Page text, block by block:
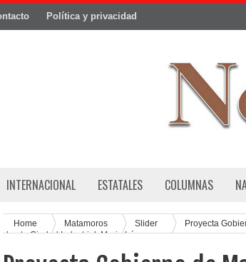
Política y privacidad
INTERNACIONAL ESTATALES COLUMNAS
Home Matamoros Slider
Proyecta
hasta Ciudad Industrial: Mario López